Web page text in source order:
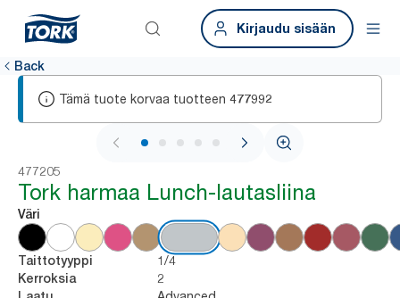
Kirjaudu sisään
Back
Tämä tuote korvaa tuotteen 477992
1 / 6
477205
Tork harmaa Lunch-lautasliina
Väri
Taittotyyppi 1/4
Kerroksia 2